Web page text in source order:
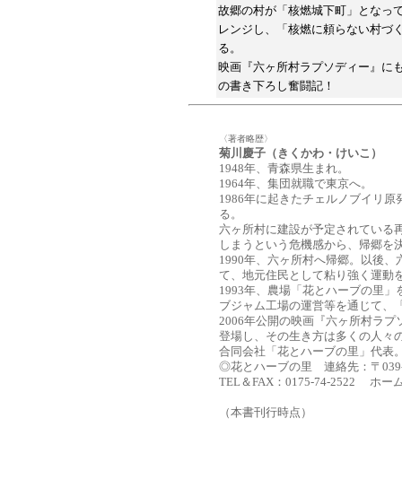
故郷の村が「核燃城下町」となっ
レンジし、「核燃に頼らない村づ
る。
映画『六ヶ所村ラプソディー』に
の書き下ろし奮闘記！
〈著者略歴〉
菊川慶子（きくかわ・けいこ）
1948年、青森県生まれ。
1964年、集団就職で東京へ。
1986年に起きたチェルノブイリ
る。
六ヶ所村に建設が予定されている
しまうという危機感から、帰郷を
1990年、六ヶ所村へ帰郷。以後
て、地元住民として粘り強く運動
1993年、農場「花とハーブの里
ブジャム工場の運営等を通じて、
2006年公開の映画『六ヶ所村ラ
登場し、その生き方は多くの人々
合同会社「花とハーブの里」代表
◎花とハーブの里 連絡先：〒
TEL＆FAX：0175-74-2522 ホー
（本書刊行時点）